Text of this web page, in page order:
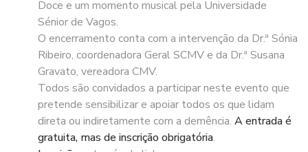
Doce e um momento musical pela Universidade
Sénior de Vagos.
O encerramento conta com a intervenção da Dr.ª Sónia
Ribeiro, coordenadora Geral SCMV e da Dr.ª Susana
Gravato, vereadora CMV.
Todos são convidados a participar neste evento que
pretende sensibilizar e apoiar todos os que lidam
direta ou indiretamente com a demência. A entrada é
gratuita, mas de inscrição obrigatória.